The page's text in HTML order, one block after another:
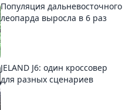
Популяция дальневосточного
леопарда выросла в 6 раз
JELAND J6: один кроссовер
для разных сценариев